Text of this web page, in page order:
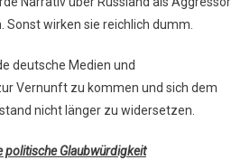
Sonst wirken sie reichlich dumm.
deutsche Medien und
Vernunft zu kommen und sich dem
nicht länger zu widersetzen.
politische Glaubwürdigkeit